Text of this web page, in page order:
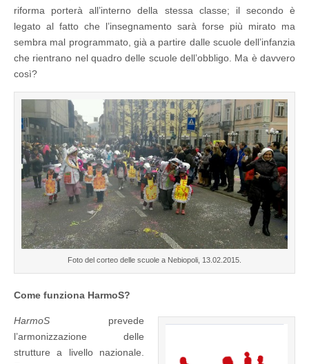
riforma porterà all’interno della stessa classe; il secondo è
legato al fatto che l’insegnamento sarà forse più mirato ma
sembra mal programmato, già a partire dalle scuole dell’infanzia
che rientrano nel quadro delle scuole dell’obbligo. Ma è davvero
così?
Foto del corteo delle scuole a Nebiopoli, 13.02.2015.
Come funziona HarmoS?
HarmoS prevede
l’armonizzazione delle
strutture a livello nazionale.